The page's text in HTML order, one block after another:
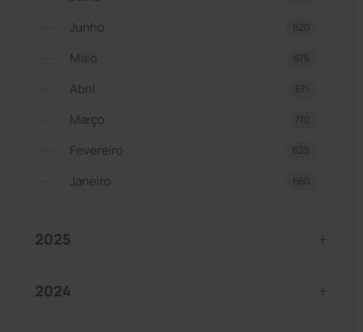
Junho 620
Maio 675
Abril 671
Março 710
Fevereiro 625
Janeiro 660
2025
2024